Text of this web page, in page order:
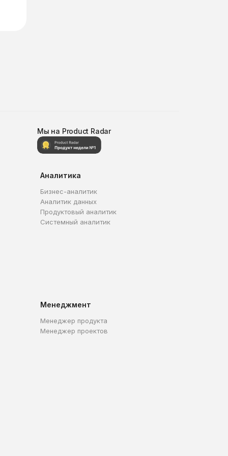
Мы на Product Radar
Аналитика
Бизнес-аналитик
Аналитик данных
Продуктовый аналитик
Системный аналитик
Менеджмент
Менеджер продукта
Менеджер проектов